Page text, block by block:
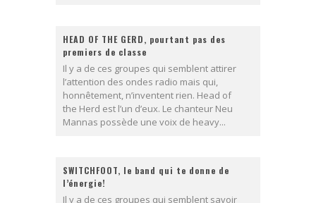
HEAD OF THE GERD, pourtant pas des
premiers de classe
Il y a de ces groupes qui semblent attirer
l’attention des ondes radio mais qui,
honnêtement, n’inventent rien. Head of
the Herd est l’un d’eux. Le chanteur Neu
Mannas possède une voix de heavy...
SWITCHFOOT, le band qui te donne de
l’énergie!
Il y a de ces groupes qui semblent savoir